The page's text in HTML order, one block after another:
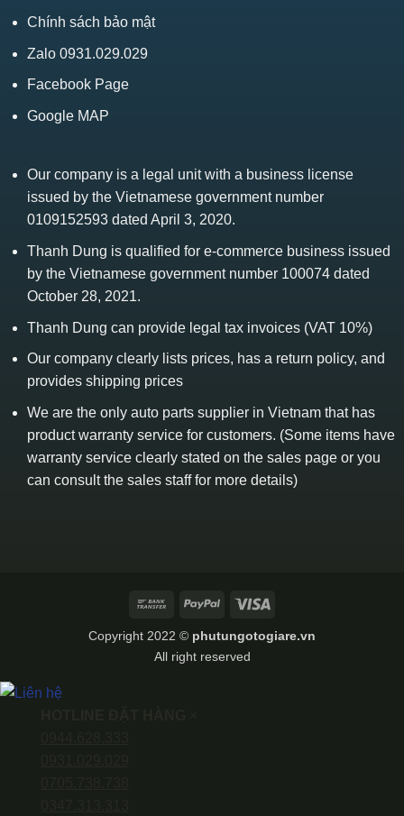
Chính sách bảo mật
Zalo 0931.029.029
Facebook Page
Google MAP
Our company is a legal unit with a business license
issued by the Vietnamese government number
0109152593 dated April 3, 2020.
Thanh Dung is qualified for e-commerce business issued
by the Vietnamese government number 100074 dated
October 28, 2021.
Thanh Dung can provide legal tax invoices (VAT 10%)
Our company clearly lists prices, has a return policy, and
provides shipping prices
We are the only auto parts supplier in Vietnam that has
product warranty service for customers. (Some items have
warranty service clearly stated on the sales page or you
can consult the sales staff for more details)
Bank
PayPal
Copyright 2022 © phutungotogiare.vn
All right reserved